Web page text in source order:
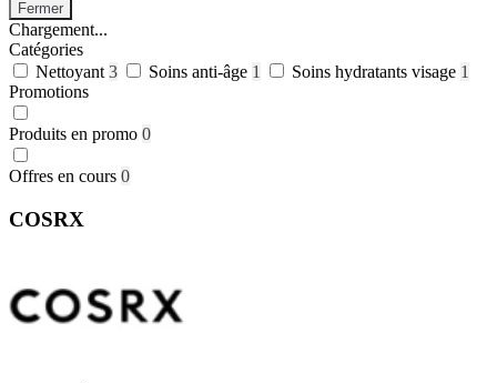
Fermer
Chargement...
Catégories
Nettoyant 3 Soins anti-âge 1 Soins hydratants visage 1
Promotions
Produits en promo 0
Offres en cours 0
COSRX